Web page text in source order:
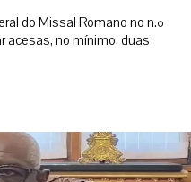
do Missal Romano no n.º
acesas, no mínimo, duas